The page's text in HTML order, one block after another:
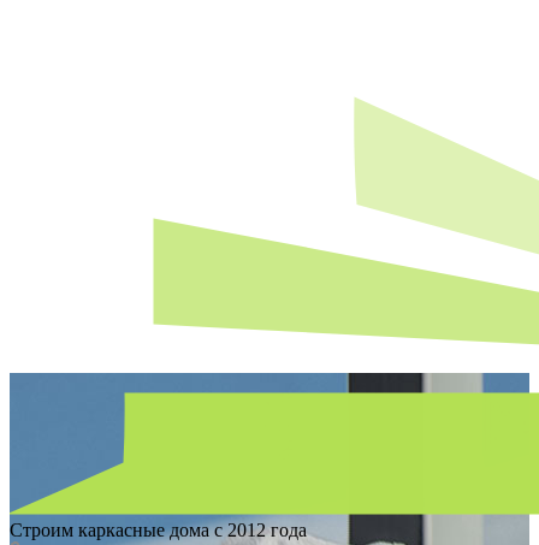
Строим каркасные дома с 2012 года